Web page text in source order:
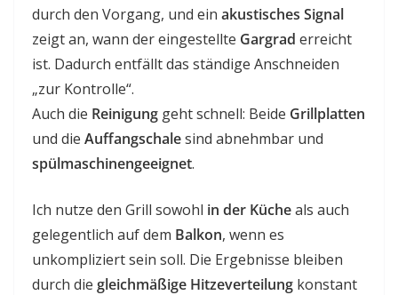
durch den Vorgang, und ein akustisches Signal
zeigt an, wann der eingestellte Gargrad erreicht
ist. Dadurch entfällt das ständige Anschneiden
„zur Kontrolle“.
Auch die Reinigung geht schnell: Beide Grillplatten
und die Auffangschalesind abnehmbar und
spülmaschinengeeignet.
Ich nutze den Grill sowohl in der Kücheals auch
gelegentlich auf dem Balkon, wenn es
unkompliziert sein soll. Die Ergebnisse bleiben
durch die gleichmäßige Hitzeverteilung konstant